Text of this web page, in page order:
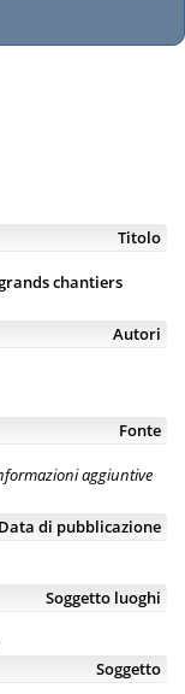
Titolo
chantiers
Autori
Fonte
aggiuntive
Data di pubblicazione
Soggetto luoghi
Soggetto